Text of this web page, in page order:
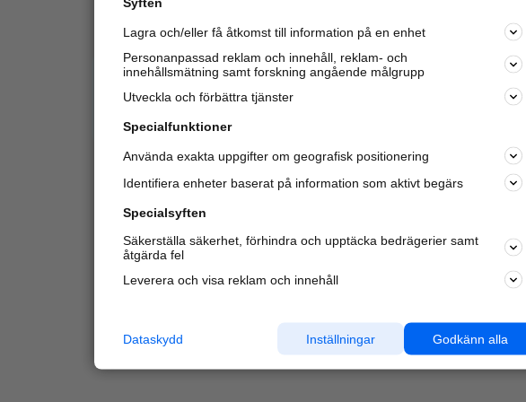
Varje vecka besöker du och 4 miljonerandra härliga
oss för att hitta rätt lokal information om företag,
Lagra och/eller få åtkomst till information på en enhet
Personanpassad reklam och innehåll, reklam- och
innehållsmätning samt forskning angående målgrupp
Utveckla och förbättra tjänster
Specialfunktioner
Använda exakta uppgifter om geografisk positionering
Identifiera enheter baserat på information som aktivt begärs
Specialsyften
Säkerställa säkerhet, förhindra och upptäcka bedrägerier samt
åtgärda fel
Leverera och visa reklam och innehåll
Godkänn alla
Inställningar
Dataskydd